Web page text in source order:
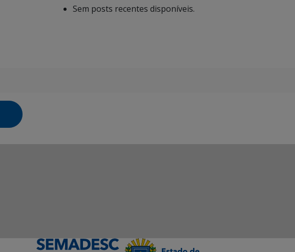
Sem posts recentes disponíveis.